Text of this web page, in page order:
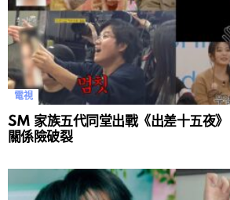
電視
SM 家族五代同堂出戰《出差十五夜
關係險破裂